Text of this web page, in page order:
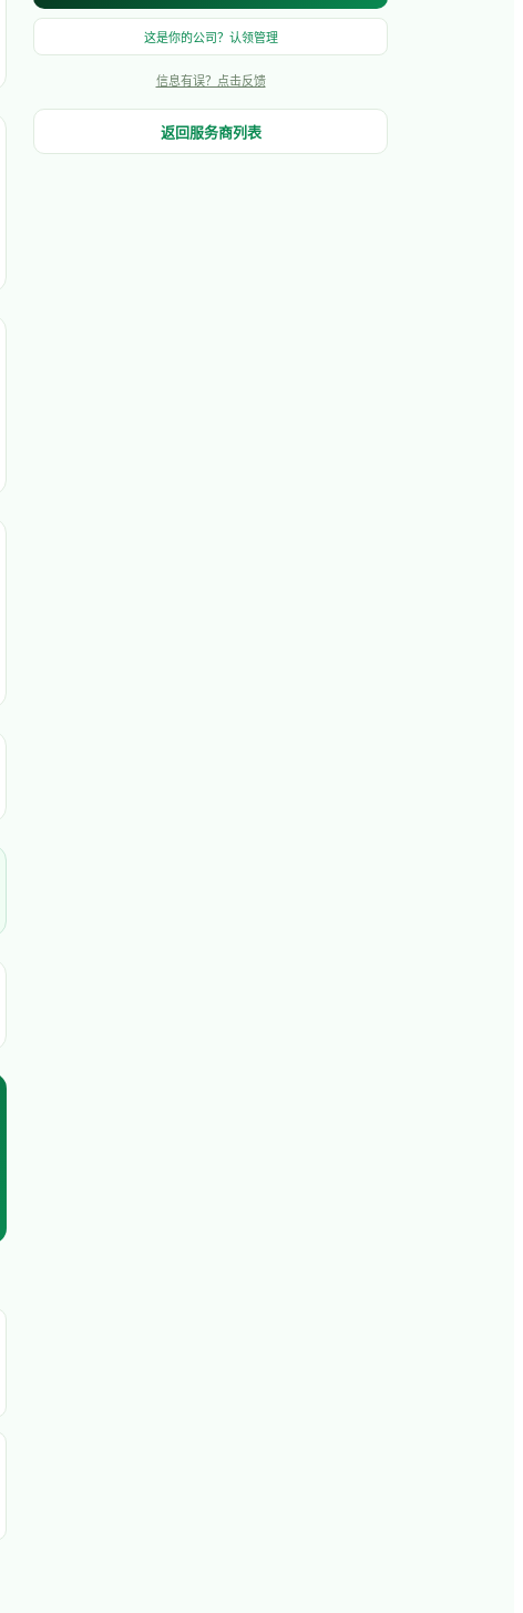
这是你的公司？认领管理
信息有误？点击反馈
返回服务商列表